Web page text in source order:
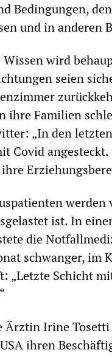
Bedingungen,
und in anderen
Wissen wird
seien
ihre Familien
„In den
Covid
werden
ist. In
die
schwanger, im
„Letzte Schicht
Ärztin Irine
ihren